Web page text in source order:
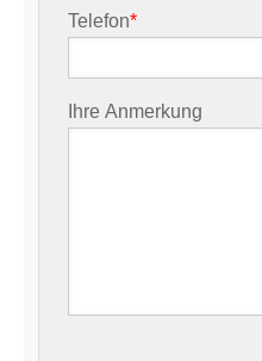
Telefon*
Ihre Anmerkung